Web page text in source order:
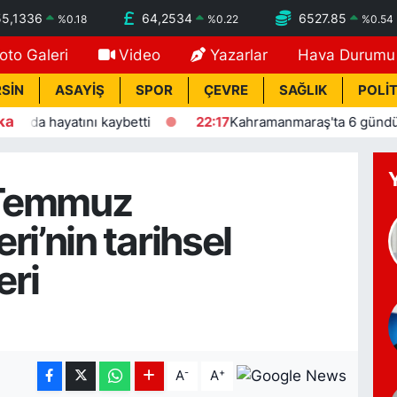
%0.18 64,2534 %0.22 6527.85 %0.54
Galeri Video Yazarlar Hava Durumu
ASAYİŞ SPOR ÇEVRE SAĞLIK
kaybetti 22:17 Kahramanmaraş'ta 6 gündür kayıp
tarihsel
A- A+